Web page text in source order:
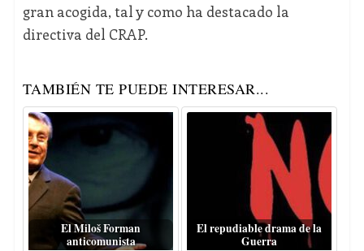
gran acogida, tal y como ha destacado la
directiva del CRAP.
TAMBIÉN TE PUEDE INTERESAR...
El Miloš Forman
anticomunista
El repudiable drama de la
Guerra